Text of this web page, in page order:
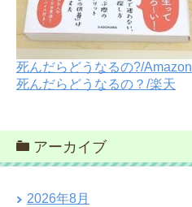
死んだらどうなるの?/Amazon
死んだらどうなるの？/楽天
アーカイブ
2026年8月